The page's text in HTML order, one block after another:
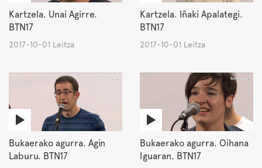
Kartzela. Unai Agirre.
BTN17
2017-10-01 Leitza
Kartzela. Iñaki Apalategi.
BTN17
2017-10-01 Leitza
Bukaerako agurra. Agin
Laburu. BTN17
Bukaerako agurra. Oihana
Iguaran. BTN17